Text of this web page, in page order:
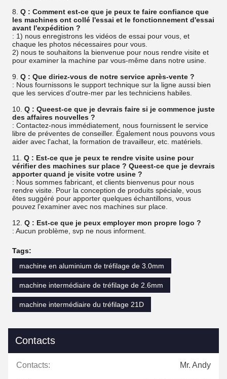
8. Q : Comment est-ce que je peux te faire confiance que
les machines ont collé l'essai et le fonctionnement d'essai
avant l'expédition ?
: 1) nous enregistrons les vidéos de essai pour vous, et
chaque les photos nécessaires pour vous.
2) nous te souhaitons la bienvenue pour nous rendre visite et
pour examiner la machine par vous-même dans notre usine.
9. Q : Que diriez-vous de notre service après-vente ?
: Nous fournissons le support technique sur la ligne aussi bien
que les services d'outre-mer par les techniciens habiles.
10. Q : Queest-ce que je devrais faire si je commence juste
des affaires nouvelles ?
: Contactez-nous immédiatement, nous fournissent le service
libre de préventes de conseiller. Également nous pouvons vous
aider avec l'achat, la formation de travailleur, etc. matériels.
11. Q : Est-ce que je peux te rendre visite usine pour
vérifier des machines sur place ? Queest-ce que je devrais
apporter quand je visite votre usine ?
: Nous sommes fabricant, et clients bienvenus pour nous
rendre visite. Pour la conception de produits spéciale, vous
êtes suggéré pour apporter quelques échantillons, vous
pouvez l'examiner avec nos machines sur place.
12. Q : Est-ce que je peux employer mon propre logo ?
: Aucun problème, svp ne nous informent.
Tags:
machine en aluminium de tréfilage de 3.0mm
machine intermédiaire de tréfilage de 2.6mm
machine intermédiaire du tréfilage 21D
Contacts
Contacts: Mr. Andy